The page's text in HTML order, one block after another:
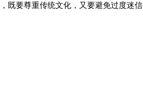
既要尊重传统文化，又要避免过度迷信